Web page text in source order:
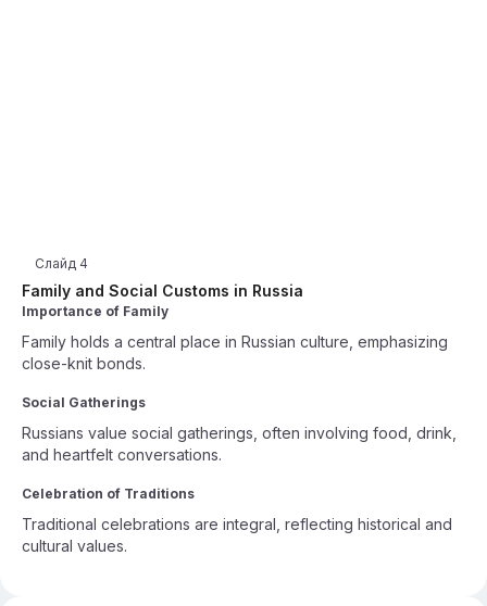
Family and Social Customs in Russia
Слайд 4
Importance of Family
Family holds a central place in Russian culture, emphasizing
close-knit bonds.
Social Gatherings
Russians value social gatherings, often involving food, drink,
and heartfelt conversations.
Celebration of Traditions
Traditional celebrations are integral, reflecting historical and
cultural values.